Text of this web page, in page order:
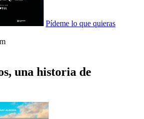
Pídeme lo que quieras
una historia de